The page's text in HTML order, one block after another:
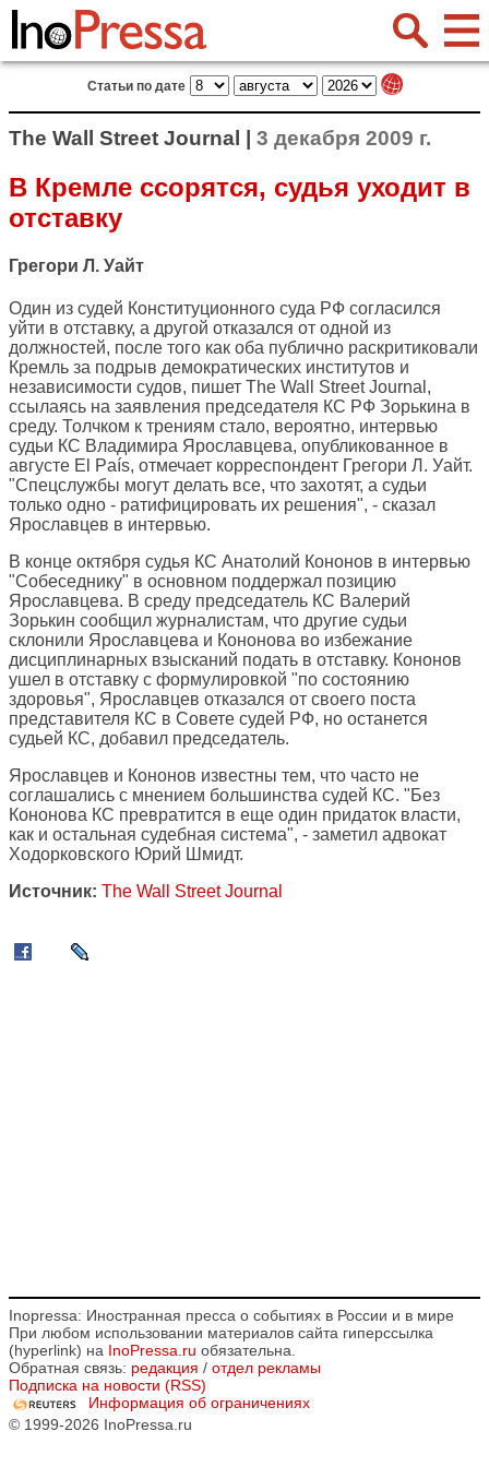
Статьи по дате
The Wall Street Journal | 3 декабря 2009 г.
В Кремле ссорятся, судья уходит в
отставку
Грегори Л. Уайт
Один из судей Конституционного суда РФ согласился
уйти в отставку, а другой отказался от одной из
должностей, после того как оба публично раскритиковали
Кремль за подрыв демократических институтов и
независимости судов, пишет The Wall Street Journal ,
ссылаясь на заявления председателя КС РФ Зорькина в
среду. Толчком к трениям стало, вероятно, интервью
судьи КС Владимира Ярославцева, опубликованное в
августе El País, отмечает корреспондент Грегори Л. Уайт.
"Спецслужбы могут делать все, что захотят, а судьи
только одно - ратифицировать их решения", - сказал
Ярославцев в интервью.
В конце октября судья КС Анатолий Кононов в интервью
"Собеседнику" в основном поддержал позицию
Ярославцева. В среду председатель КС Валерий
Зорькин сообщил журналистам, что другие судьи
склонили Ярославцева и Кононова во избежание
дисциплинарных взысканий подать в отставку. Кононов
ушел в отставку с формулировкой "по состоянию
здоровья", Ярославцев отказался от своего поста
представителя КС в Совете судей РФ, но останется
судьей КС, добавил председатель.
Ярославцев и Кононов известны тем, что часто не
соглашались с мнением большинства судей КС. "Без
Кононова КС превратится в еще один придаток власти,
как и остальная судебная система", - заметил адвокат
Ходорковского Юрий Шмидт.
Источник: The Wall Street Journal
Inopressa: Иностранная пресса о событиях в России и в мире
При любом использовании материалов сайта гиперссылка
(hyperlink) на InoPressa.ru обязательна.
Обратная связь: редакция / отдел рекламы
Подписка на новости (RSS)
Информация об ограничениях
© 1999-2026 InoPressa.ru